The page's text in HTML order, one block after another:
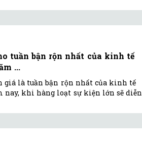
tuần bận rộn nhất của kinh tế
...
giá là tuần bận rộn nhất của kinh tế
nay, khi hàng loạt sự kiện lớn sẽ diễn